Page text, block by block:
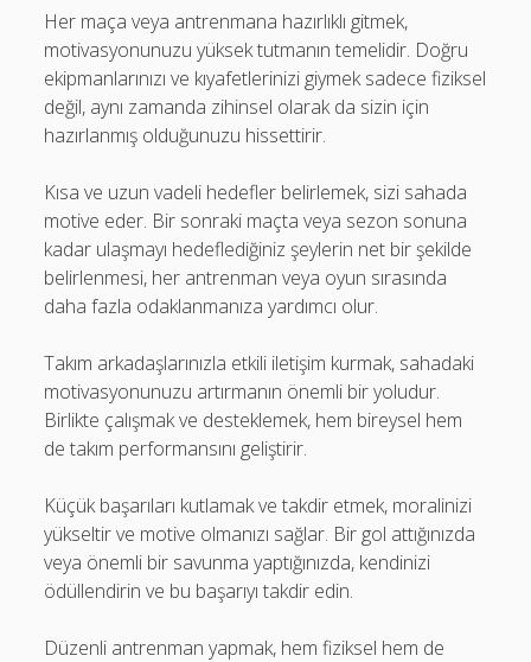
Her maça veya antrenmana hazırlıklı gitmek,
motivasyonunuzu yüksek tutmanın temelidir. Doğru
ekipmanlarınızı ve kıyafetlerinizi giymek sadece fiziksel
değil, aynı zamanda zihinsel olarak da sizin için
hazırlanmış olduğunuzu hissettirir.
Kısa ve uzun vadeli hedefler belirlemek, sizi sahada
motive eder. Bir sonraki maçta veya sezon sonuna
kadar ulaşmayı hedeflediğiniz şeylerin net bir şekilde
belirlenmesi, her antrenman veya oyun sırasında
daha fazla odaklanmanıza yardımcı olur.
Takım arkadaşlarınızla etkili iletişim kurmak, sahadaki
motivasyonunuzu artırmanın önemli bir yoludur.
Birlikte çalışmak ve desteklemek, hem bireysel hem
de takım performansını geliştirir.
Küçük başarıları kutlamak ve takdir etmek, moralinizi
yükseltir ve motive olmanızı sağlar. Bir gol attığınızda
veya önemli bir savunma yaptığınızda, kendinizi
ödüllendirin ve bu başarıyı takdir edin.
Düzenli antrenman yapmak, hem fiziksel hem de